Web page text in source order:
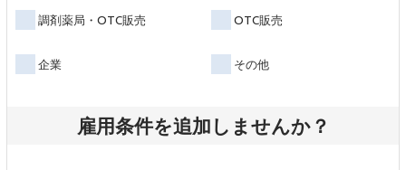
調剤薬局・OTC販売 OTC販売
企業 その他
雇用条件を追加しませんか？